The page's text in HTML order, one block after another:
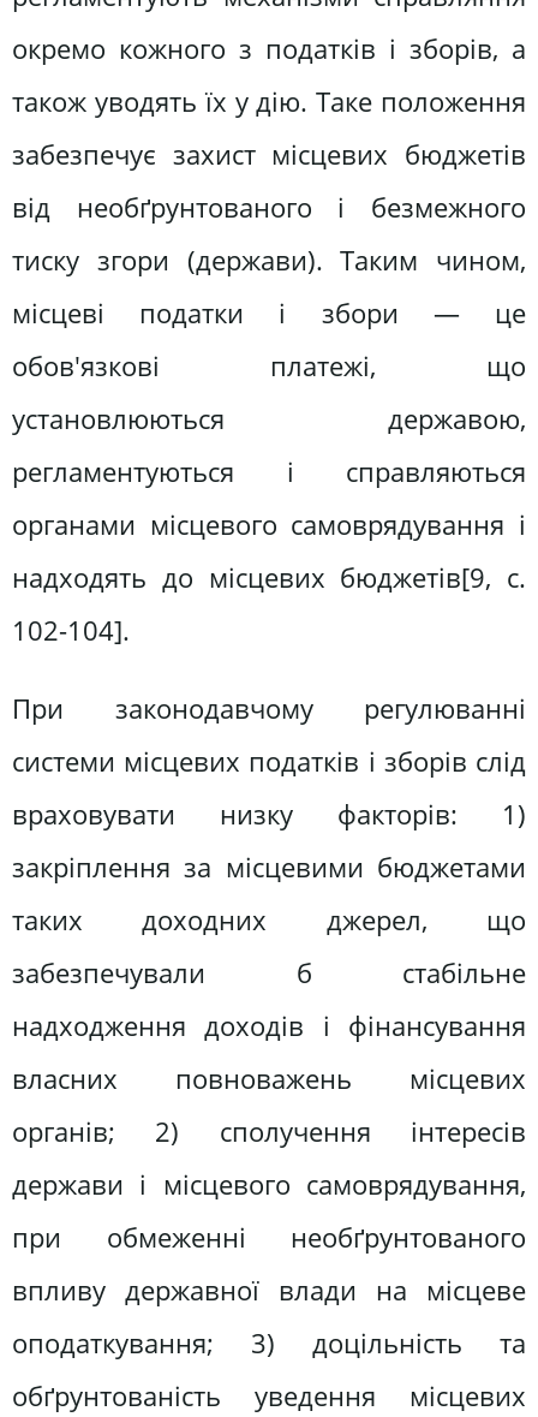
окремо кожного з податків і зборів, а
також уводять їх у дію. Таке положення
забезпечує захист місцевих бюджетів
від необґрунтованого і безмежного
тиску згори (держави). Таким чином,
місцеві податки і збори — це
обов'язкові платежі, що
установлюються державою,
регламентуються і справляються
органами місцевого самоврядування і
надходять до місцевих бюджетів[9, c.
102-104].
При законодавчому регулюванні
системи місцевих податків і зборів слід
враховувати низку факторів: 1)
закріплення за місцевими бюджетами
таких доходних джерел, що
забезпечували б стабільне
надходження доходів і фінансування
власних повноважень місцевих
органів; 2) сполучення інтересів
держави і місцевого самоврядування,
при обмеженні необґрунтованого
впливу державної влади на місцеве
оподаткування; 3) доцільність та
обґрунтованість уведення місцевих